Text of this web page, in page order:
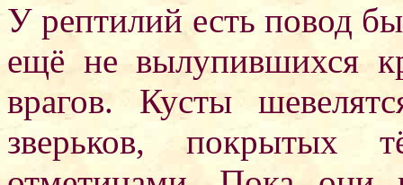
У рептилий есть повод
ещё не вылупившихся
врагов. Кусты
зверьков, покрытых